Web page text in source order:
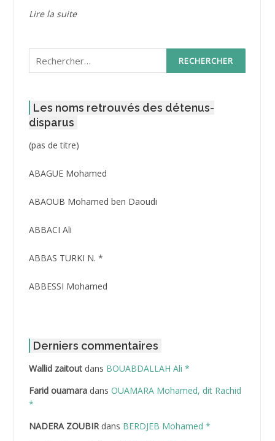
Lire la suite
Rechercher :
Les noms retrouvés des détenus-
disparus
(pas de titre)Post
3416
ABAGUE Mohamed
ABAOUB Mohamed ben Daoudi
ABBACI Ali
ABBAS TURKI N. *
ABBESSI Mohamed
ABDAT Amar
ABDEDDAIM Hamid
ABDELAZIZ Mohamed
ABDELHAFID Lakhdar
Derniers commentaires
Wallid zaitoutdans BOUABDALLAH Ali *
Farid ouamaradans OUAMARA Mohamed, dit Rachid
*
NADERA ZOUBIRdans BERDJEB Mohamed *